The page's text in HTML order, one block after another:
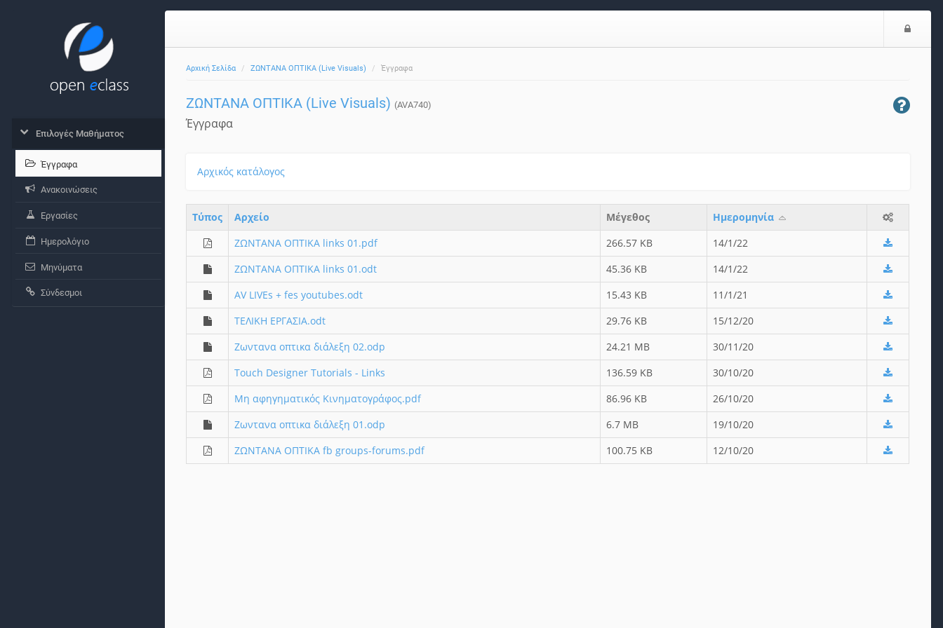
Αρχική Σελίδα ΖΩΝΤΑΝΑ ΟΠΤΙΚΑ (Live Visuals) Έγγραφα
ΖΩΝΤΑΝΑ ΟΠΤΙΚΑ (Live Visuals) (AVA740)
Έγγραφα
Αρχικός κατάλογος
Τύπος Aρχείο Μέγεθος
Ημερομηνία
ΖΩΝΤΑΝΑ ΟΠΤΙΚΑ links 01.pdf
266.57 KB
14/1/22
ΖΩΝΤΑΝΑ ΟΠΤΙΚΑ links 01.odt
45.36 KB
14/1/22
AV LIVEs + fes youtubes.odt
15.43 KB
11/1/21
ΤΕΛΙΚΗ ΕΡΓΑΣΙΑ.odt
29.76 KB
15/12/20
Ζωντανα οπτικα διάλεξη 02.odp
24.21 MB
30/11/20
Touch Designer Tutorials - Links
136.59 KB
30/10/20
Μη αφηγηματικός Κινηματογράφος.pdf
86.96 KB
26/10/20
Ζωντανα οπτικα διάλεξη 01.odp
6.7 MB
19/10/20
ΖΩΝΤΑΝΑ ΟΠΤΙΚΑ fb groups-forums.pdf
100.75 KB 12/10/20
Επιλογές Μαθήματος
Έγγραφα
Ανακοινώσεις
Εργασίες
Ημερολόγιο
Μηνύματα
Σύνδεσμοι